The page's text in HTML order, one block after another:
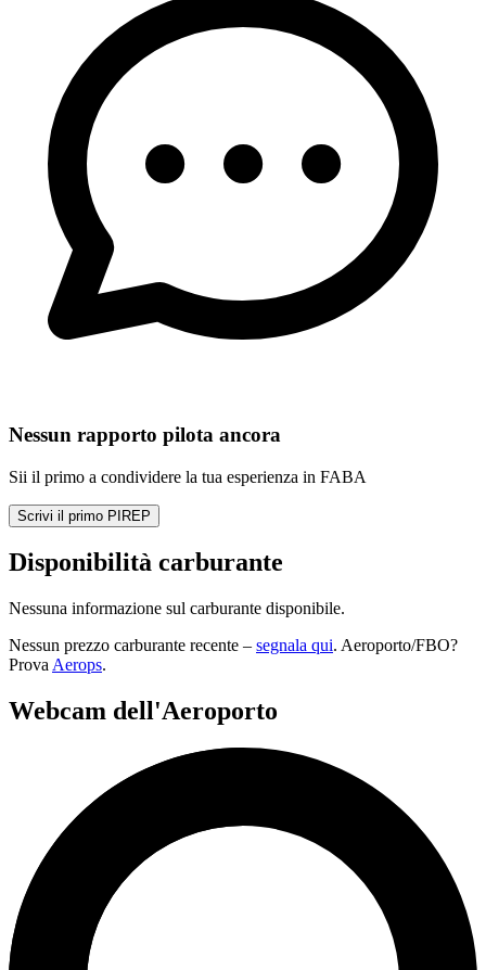
Nessun rapporto pilota ancora
Sii il primo a condividere la tua esperienza in FABA
Scrivi il primo PIREP
Disponibilità carburante
Nessuna informazione sul carburante disponibile.
Nessun prezzo carburante recente – segnala qui. Aeroporto/FBO?
Prova Aerops.
Webcam dell'Aeroporto